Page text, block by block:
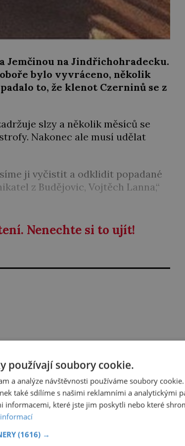
Jemčinou na Jindřichohradecku.
bylo vyvráceno, několik
to, že klenot Czerninů se z
slzy a několik měsíců se
Nakonec ale musí udělat
ji vyčistit a odklidit popadané
z Budějovic, Vojtěch Lanna,“
Nenechte si to ujít!
HISTORY PLUS ?
klubu aodemknětesi tak tento i
si nerušené procházky českou i
používají soubory cookie.
a analýze návštěvnosti používáme soubory
také sdílíme s našimi reklamními a analytickými
informacemi, které jste jim poskytli nebo které
(1616) →